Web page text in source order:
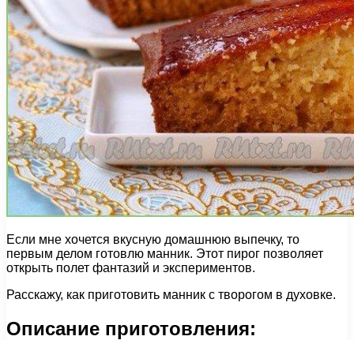
Если мне хочется вкусную домашнюю выпечку, то
первым делом готовлю манник. Этот пирог позволяет
открыть полет фантазий и экспериментов.
Расскажу, как приготовить манник с творогом в духовке.
Описание приготовления: